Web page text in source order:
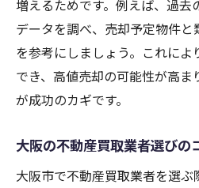
売却時に避けたい
信頼できる不動産買取業
不動産売却で信頼獲
悪質な不動産買取業
口コミや実績から選
不動産買取業者の利
増えるためです。例えば、過去
データを調べ、売却予定物件
を参考にしましょう。これによ
でき、高値売却の可能性が高ま
が成功のカギです。
大阪の不動産買取業者選びの
大阪市で不動産買取業者を選